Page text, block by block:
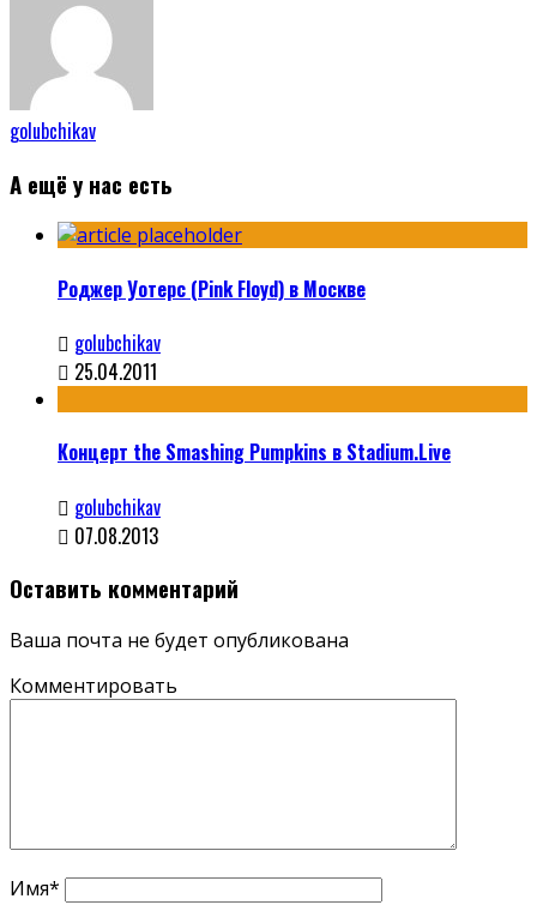
golubchikav
А ещё у нас есть
Роджер Уотерс (Pink Floyd) в Москве
golubchikav
25.04.2011
Концерт the Smashing Pumpkins в Stadium.Live
golubchikav
07.08.2013
Оставить комментарий
Ваша почта не будет опубликована
Комментировать
Имя*